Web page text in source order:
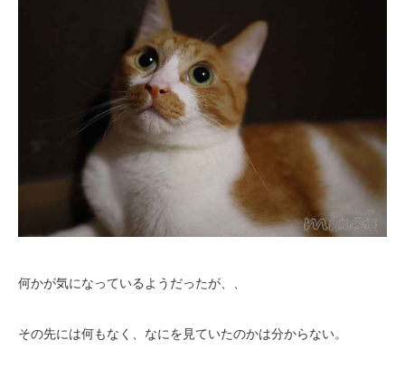
何かが気になっているようだったが、、
その先には何もなく、なにを見ていたのかは分からない。